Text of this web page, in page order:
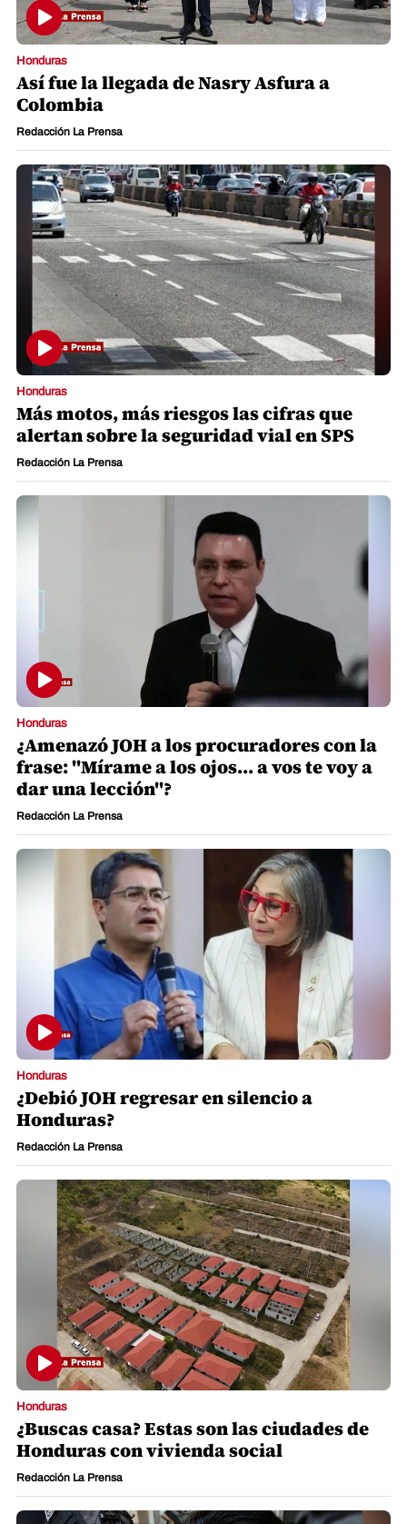
Honduras
Así fue la llegada de Nasry Asfura a
Colombia
Redacción La Prensa
Honduras
Más motos, más riesgos las cifras que
alertan sobre la seguridad vial en SPS
Redacción La Prensa
Honduras
¿Amenazó JOH a los procuradores con la
frase: "Mírame a los ojos... a vos te voy a
dar una lección"?
Redacción La Prensa
Honduras
¿Debió JOH regresar en silencio a
Honduras?
Redacción La Prensa
Honduras
¿Buscas casa? Estas son las ciudades de
Honduras con vivienda social
Redacción La Prensa